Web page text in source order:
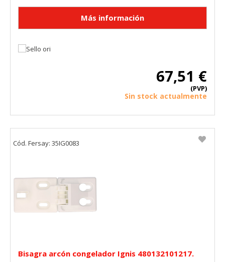
67,51 €
(PVP)
Sin stock actualmente
Bisagra arcón congelador Ignis 480132101217.
Cód. Fersay: 35IG0083